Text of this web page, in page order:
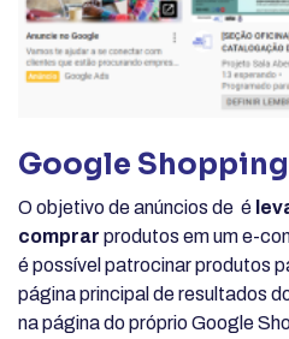
Google Shopping
O objetivo de anúncios de é
comprar produtos em um e-
é possível patrocinar produtos
página principal de resultados
na página do próprio Google